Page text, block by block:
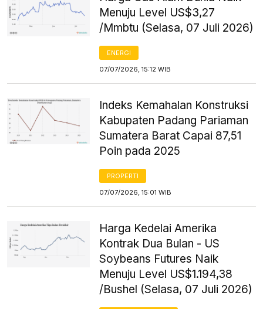
Menuju Level US$3,27
/Mmbtu (Selasa, 07 Juli 2026)
ENERGI
07/07/2026, 15:12 WIB
Indeks Kemahalan Konstruksi
Kabupaten Padang Pariaman
Sumatera Barat Capai 87,51
Poin pada 2025
PROPERTI
07/07/2026, 15:01 WIB
Harga Kedelai Amerika
Kontrak Dua Bulan - US
Soybeans Futures Naik
Menuju Level US$1.194,38
/Bushel (Selasa, 07 Juli 2026)